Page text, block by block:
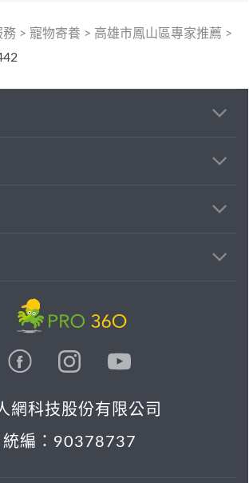
務 > 寵物寄養 > 高雄市鳳山區專家推薦 >
網科技股份有限公司
統編：90378737